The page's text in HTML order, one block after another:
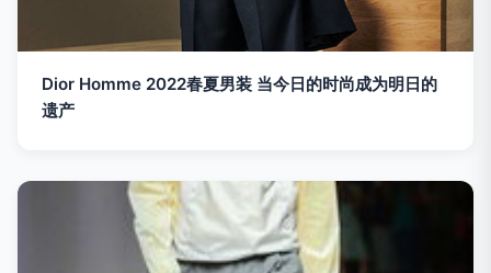
Dior Homme 2022春夏男装 当今日的时尚成为明日的
遗产